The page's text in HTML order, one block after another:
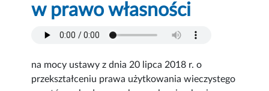
w prawo własności
na mocy ustawy z dnia 20 lipca 2018 r. o
przekształceniu prawa użytkowania wieczystego